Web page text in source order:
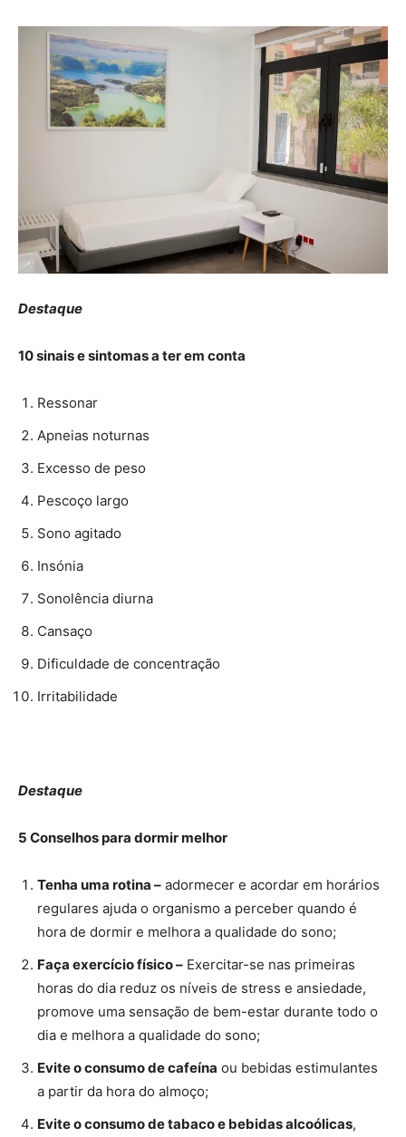
Destaque
10 sinais e sintomas a ter em conta
Ressonar
Apneias noturnas
Excesso de peso
Pescoço largo
Sono agitado
Insónia
Sonolência diurna
Cansaço
Dificuldade de concentração
Irritabilidade
Destaque
5 Conselhos para dormir melhor
Tenha uma rotina – adormecer e acordar em horários
regulares ajuda o organismo a perceber quando é
hora de dormir e melhora a qualidade do sono;
Faça exercício físico – Exercitar-se nas primeiras
horas do dia reduz os níveis de stress e ansiedade,
promove uma sensação de bem-estar durante todo o
dia e melhora a qualidade do sono;
Evite o consumo de cafeína ou bebidas estimulantes
a partir da hora do almoço;
Evite o consumo de tabaco e bebidas alcoólicas,